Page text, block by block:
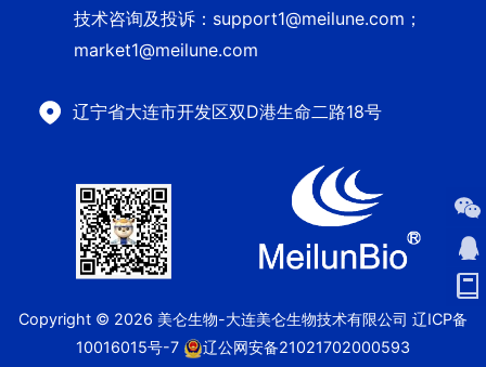
技术咨询及投诉：support1@meilune.com；
market1@meilune.com
辽宁省大连市开发区双D港生命二路18号
Copyright © 2026 美仑生物-大连美仑生物技术有限公司 辽ICP备
10016015号-7
辽公网安备21021702000593